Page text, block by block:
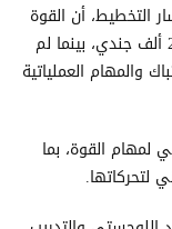
التخطيط، أن القوة
المقترحة قد تضم ما بين ثلاثة ألوية إلى نحو 20 ألف جندي، بينما لم
والمهام العملياتية
لمهام القوة، بما
لتحركاتها.